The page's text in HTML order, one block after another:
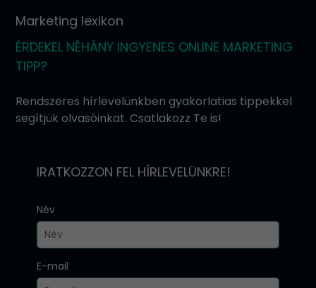
Marketing lexikon
ÉRDEKEL NÉHÁNY INGYENES ONLINE MARKETING
TIPP?
Rendszeres hírlevelünkben gyakorlatias tippekkel
segítjük olvasóinkat. Csatlakozz Te is!
IRATKOZZON FEL HÍRLEVELÜNKRE!
Név
E-mail